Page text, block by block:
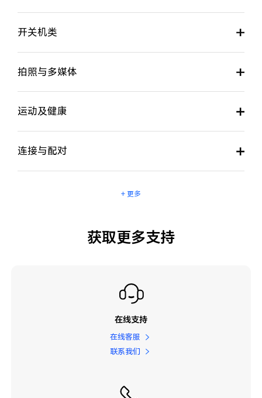
开关机类
拍照与多媒体
运动及健康
连接与配对
+ 更多
获取更多支持
在线支持
在线客服
联系我们